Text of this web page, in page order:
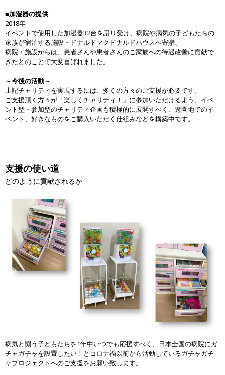
■加湿器の提供
2018年
イベントで使用した加湿器32台を譲り受け、病院や病気の子どもたちの
家族が宿泊する施設・ドナルドマクドナルドハウスへ寄贈、
病院・施設からは、患者さんや患者さんのご家族への待遇改善に貢献で
きたとのことで大変喜ばれました。
～今後の活動～
上記チャリティを実現するには、多くの方々のご支援が必要です。
ご支援頂く方々が「楽しくチャリティ！」に参加いただけるよう、イベ
ント型・参加型のチャリティ企画も積極的に展開すべく、遊園地でのイ
ベント、好きなものをご購入いただく仕組みなどを構築中です。
支援の使い道
どのように貢献されるか
病気と闘う子どもたちを1年中いつでも応援すべく、日本全国の病院にガ
チャガチャを設置したい！とコロナ禍以前から活動しているガチャガチ
ャプロジェクトへのご支援をお願い致します。